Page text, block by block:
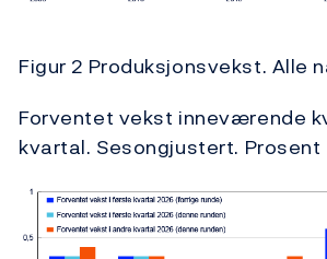
Figur 2 Produksjonsvekst. Alle
Forventet vekst inneværende
kvartal. Sesongjustert. Prosent